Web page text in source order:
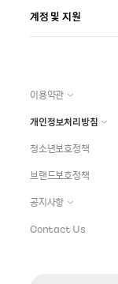
계정 및 지원
이용약관
개인정보처리방침
청소년보호정책
브랜드보호정책
공지사항
Contact Us